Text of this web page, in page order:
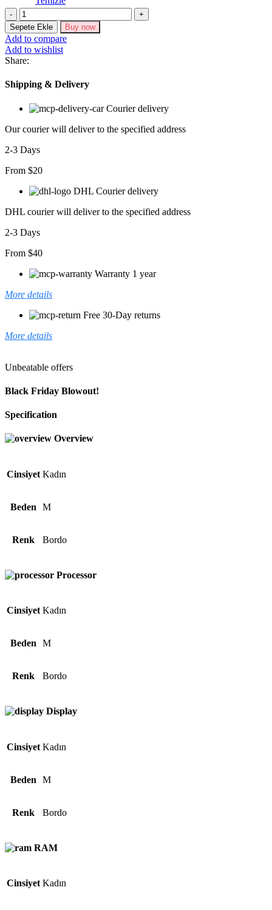
ŞİFON
KATLI
UZUN
KOL
ELBİSE
adet
Sepete Ekle Buy now
Add to compare
Add to wishlist
Share:
Shipping & Delivery
Courier delivery
Our courier will deliver to the specified address
2-3 Days
From $20
DHL Courier delivery
DHL courier will deliver to the specified address
2-3 Days
From $40
Warranty 1 year
More details
Free 30-Day returns
More details
Unbeatable offers
Black Friday Blowout!
Specification
Overview
Cinsiyet Kadın
Beden M
Renk Bordo
Processor
Cinsiyet Kadın
Beden M
Renk Bordo
Display
Cinsiyet Kadın
Beden M
Renk Bordo
RAM
Cinsiyet Kadın